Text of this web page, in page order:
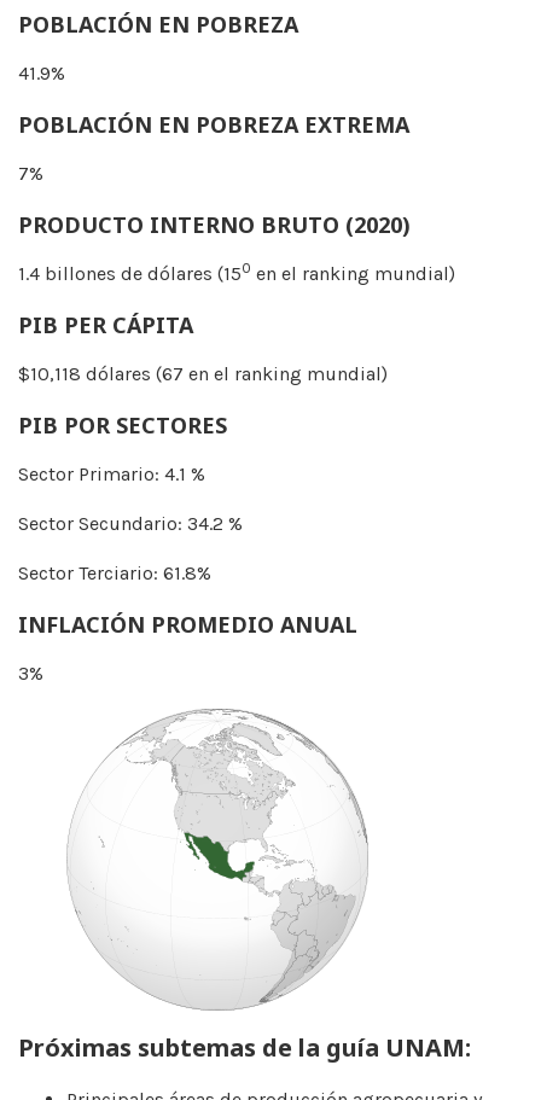
POBLACIÓN EN POBREZA
41.9%
POBLACIÓN EN POBREZA EXTREMA
7%
PRODUCTO INTERNO BRUTO (2020)
1.4 billones de dólares (150 en el ranking mundial)
PIB PER CÁPITA
$10,118 dólares (67 en el ranking mundial)
PIB POR SECTORES
Sector Primario: 4.1 %
Sector Secundario: 34.2 %
Sector Terciario: 61.8%
INFLACIÓN PROMEDIO ANUAL
3%
Próximas subtemas de la guía UNAM: